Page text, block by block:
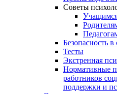
Советы
Безопасность в
Тесты
Экстренная
Нормативные
работников
поддержки и